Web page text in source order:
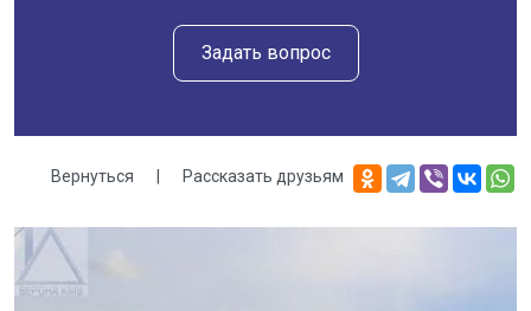
Задать вопрос
Вернуться | Рассказать друзьям
Галерея